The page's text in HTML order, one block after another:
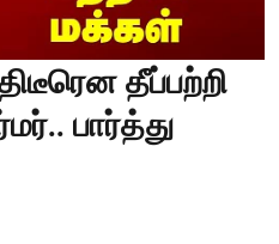
தீப்பற்றி
பார்த்து